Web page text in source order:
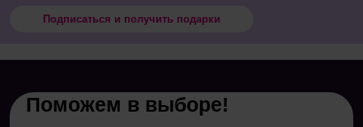
Подписаться и получить подарки
Поможем в выборе!